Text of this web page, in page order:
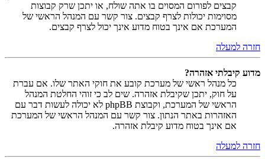
קבצים לפורום המסוים בו אתה שולח, או יתכן שרק קבוצות
מסוימות יכולות לצרף קבצים. צור קשר עם המנהל הראשי של
המערכת אם אינך בטוח מדוע אינך יכול לצרף קבצים.
חזרה למעלה
מדוע קיבלתי אזהרה?
כל מנהל ראשי של מערכת קובע את חוקי האתר שלו. אם עברת
על חוק, יתכן שקיבלת אזהרה. שים לב כי זוהי החלטת המנהל
הראשי של המערכת, וקבוצת phpBB לא יכולה לעשות דבר עם
האזהרות באתר הנתון. צור קשר עם המנהל הראשי של המערכת
אם אינך בטוח מדוע קיבלת אזהרה.
חזרה למעלה